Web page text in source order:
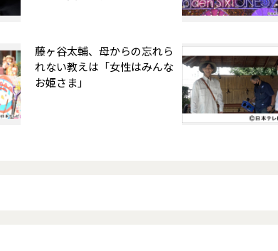
藤ヶ谷太輔、母からの忘れら
れない教えは「女性はみんな
お姫さま」